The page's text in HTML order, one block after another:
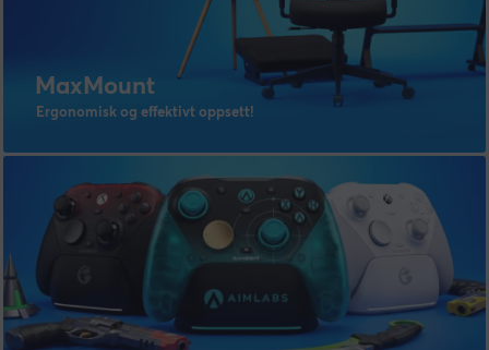
MaxMount
Ergonomisk og effektivt oppsett!